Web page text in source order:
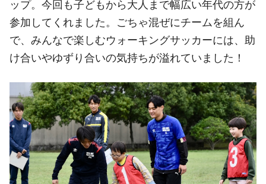
ップ。今回も子どもから大人まで幅広い年代の方が
参加してくれました。ごちゃ混ぜにチームを組ん
で、みんなで楽しむウォーキングサッカーには、助
け合いやゆずり合いの気持ちが溢れていました！